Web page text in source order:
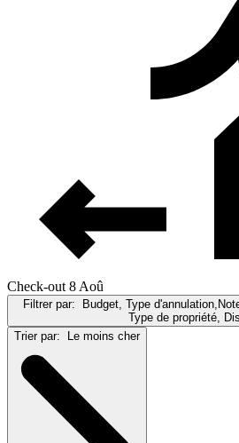
Check-out 8 Aoû
Filtrer par:
Budget, Type
Type de propriété,
Trier par:
Le moins cher